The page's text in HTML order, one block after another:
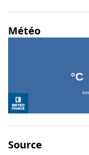
Météo
Source